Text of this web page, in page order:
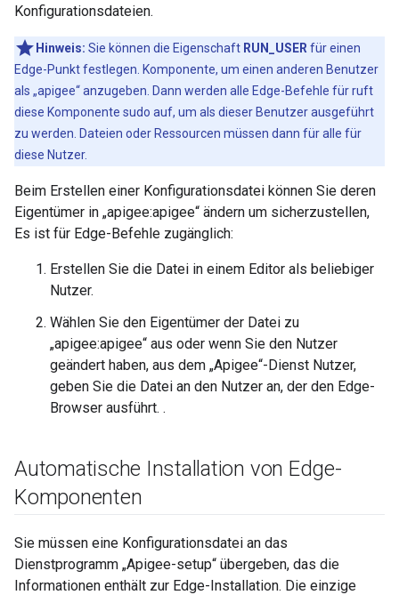
Konfigurationsdateien.
Hinweis: Sie können die Eigenschaft RUN_USER für einen
Edge-Punkt festlegen. Komponente, um einen anderen Benutzer
als „apigee“ anzugeben. Dann werden alle Edge-Befehle für ruft
diese Komponente sudo auf, um als dieser Benutzer ausgeführt
zu werden. Dateien oder Ressourcen müssen dann für alle für
diese Nutzer.
Beim Erstellen einer Konfigurationsdatei können Sie deren
Eigentümer in „apigee:apigee“ ändern um sicherzustellen,
Es ist für Edge-Befehle zugänglich:
Erstellen Sie die Datei in einem Editor als beliebiger
Nutzer.
Wählen Sie den Eigentümer der Datei zu
„apigee:apigee“ aus oder wenn Sie den Nutzer
geändert haben, aus dem „Apigee“-Dienst Nutzer,
geben Sie die Datei an den Nutzer an, der den Edge-
Browser ausführt. .
Automatische Installation von Edge-
Komponenten
Sie müssen eine Konfigurationsdatei an das
Dienstprogramm „Apigee-setup“ übergeben, das die
Informationen enthält zur Edge-Installation. Die einzige